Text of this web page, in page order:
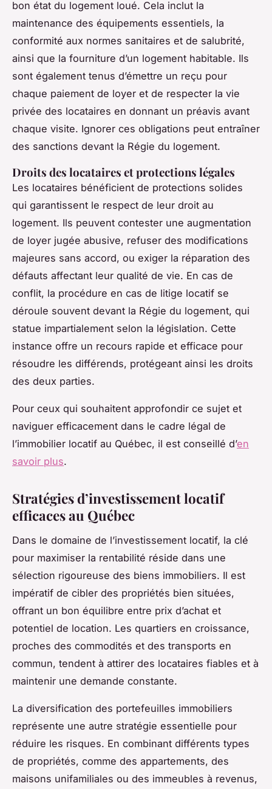
bon état du logement loué. Cela inclut la
maintenance des équipements essentiels, la
conformité aux normes sanitaires et de salubrité,
ainsi que la fourniture d’un logement habitable. Ils
sont également tenus d’émettre un reçu pour
chaque paiement de loyer et de respecter la vie
privée des locataires en donnant un préavis avant
chaque visite. Ignorer ces obligations peut entraîner
des sanctions devant la Régie du logement.
Droits des locataires et protections légales
Les locataires bénéficient de protections solides
qui garantissent le respect de leur droit au
logement. Ils peuvent contester une augmentation
de loyer jugée abusive, refuser des modifications
majeures sans accord, ou exiger la réparation des
défauts affectant leur qualité de vie. En cas de
conflit, la procédure en cas de litige locatif se
déroule souvent devant la Régie du logement, qui
statue impartialement selon la législation. Cette
instance offre un recours rapide et efficace pour
résoudre les différends, protégeant ainsi les droits
des deux parties.
Pour ceux qui souhaitent approfondir ce sujet et
naviguer efficacement dans le cadre légal de
l’immobilier locatif au Québec, il est conseillé d’en
savoir plus.
Stratégies d’investissement locatif
efficaces au Québec
Dans le domaine de l’investissement locatif, la clé
pour maximiser la rentabilité réside dans une
sélection rigoureuse des biens immobiliers. Il est
impératif de cibler des propriétés bien situées,
offrant un bon équilibre entre prix d’achat et
potentiel de location. Les quartiers en croissance,
proches des commodités et des transports en
commun, tendent à attirer des locataires fiables et à
maintenir une demande constante.
La diversification des portefeuilles immobiliers
représente une autre stratégie essentielle pour
réduire les risques. En combinant différents types
de propriétés, comme des appartements, des
maisons unifamiliales ou des immeubles à revenus,